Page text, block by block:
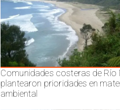
Comunidades costeras de Río
plantearon prioridades en
ambiental